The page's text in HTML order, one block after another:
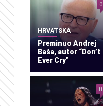
HRVATSKA
Preminuo Andrej
Baša, autor “Don’t
Ever Cry”
0
11